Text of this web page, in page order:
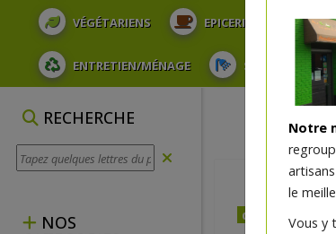
VÉGÉTARIENS EPICERIE
ENTRETIEN/MÉNAGE SOINS ET
RECHERCHE
NOS
Notre
le
Vous y
dès vendredi